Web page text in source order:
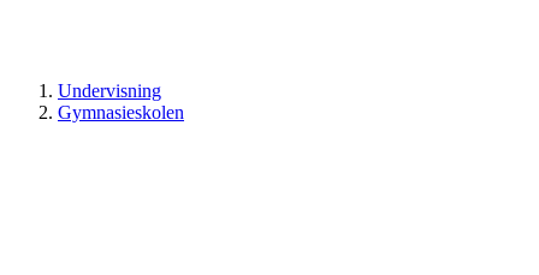
Undervisning
Gymnasieskolen